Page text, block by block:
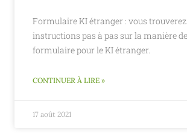
Formulaire KI étranger : vous trouverez
instructions pas à pas sur la manière
formulaire pour le KI étranger.
CONTINUER À LIRE »
17 août 2021